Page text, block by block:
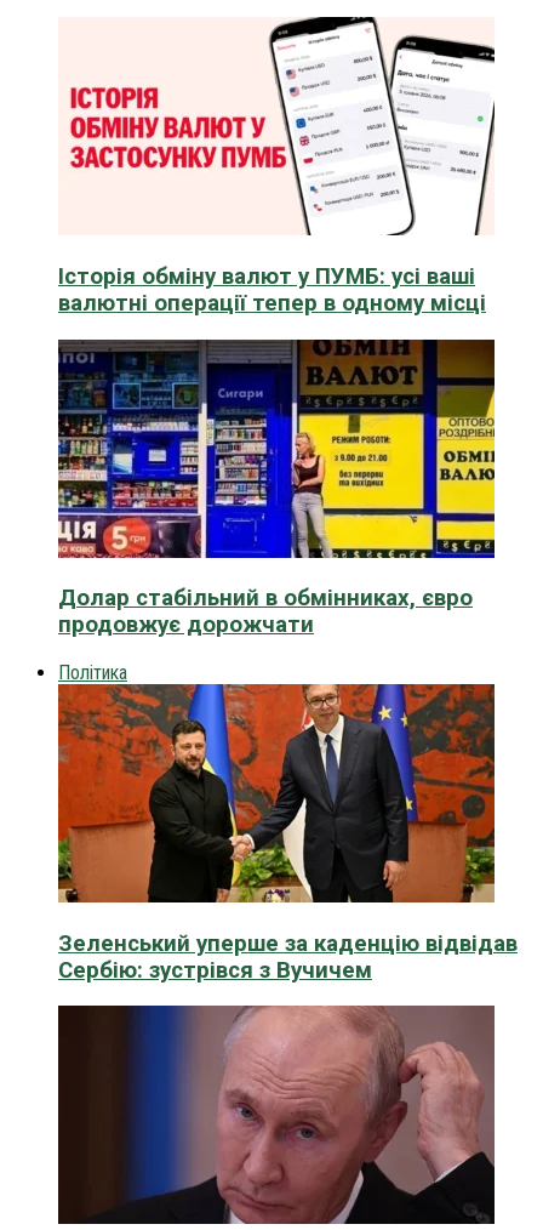
Історія обміну валют у ПУМБ: усі ваші
валютні операції тепер в одному місці
Долар стабільний в обмінниках, євро
продовжує дорожчати
Політика
Зеленський уперше за каденцію відвідав
Сербію: зустрівся з Вучичем